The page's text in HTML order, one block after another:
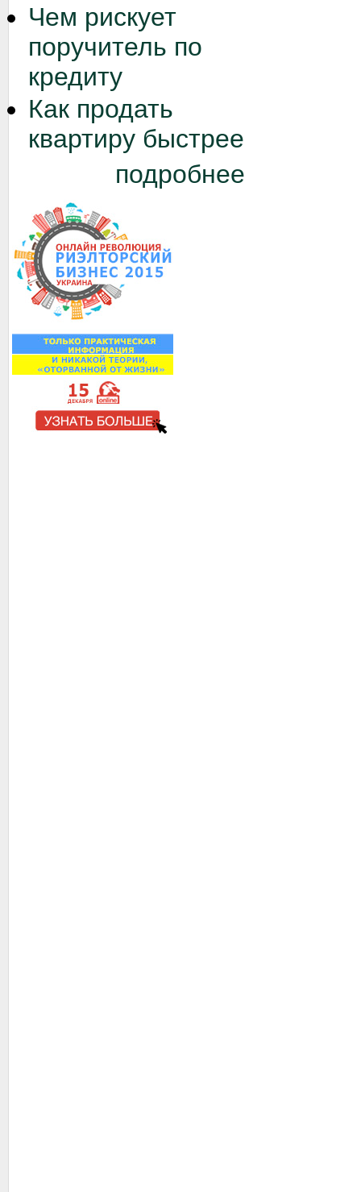
Чем рискует
поручитель по
кредиту
Как продать
квартиру быстрее
подробнее